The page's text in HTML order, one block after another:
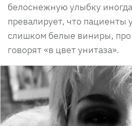
белоснежную улыбку
превалирует, что пациенты
слишком белые виниры, про
говорят «в цвет унитаза».